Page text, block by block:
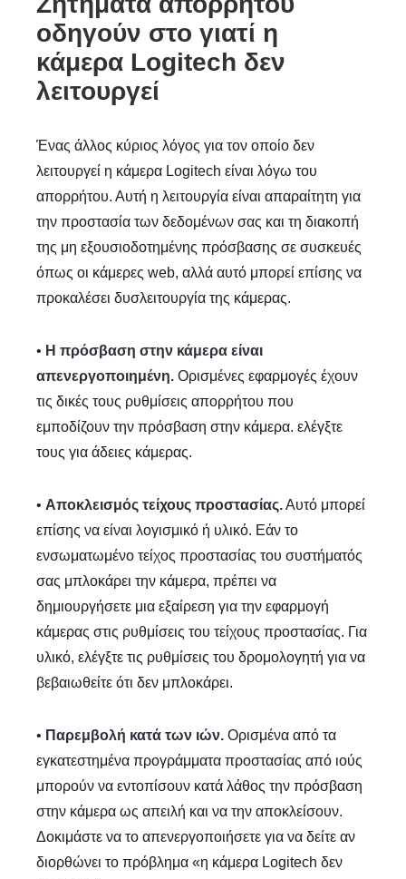
οδηγούν στο γιατί η
κάμερα Logitech δεν
λειτουργεί
Ένας άλλος κύριος λόγος για τον οποίο δεν
λειτουργεί η κάμερα Logitech είναι λόγω του
απορρήτου. Αυτή η λειτουργία είναι απαραίτητη για
την προστασία των δεδομένων σας και τη διακοπή
της μη εξουσιοδοτημένης πρόσβασης σε συσκευές
όπως οι κάμερες web, αλλά αυτό μπορεί επίσης να
προκαλέσει δυσλειτουργία της κάμερας.
• Η πρόσβαση στην κάμερα είναι
απενεργοποιημένη. Ορισμένες εφαρμογές έχουν
τις δικές τους ρυθμίσεις απορρήτου που
εμποδίζουν την πρόσβαση στην κάμερα. ελέγξτε
τους για άδειες κάμερας.
• Αποκλεισμός τείχους προστασίας.Αυτό μπορεί
επίσης να είναι λογισμικό ή υλικό. Εάν το
ενσωματωμένο τείχος προστασίας του συστήματός
σας μπλοκάρει την κάμερα, πρέπει να
δημιουργήσετε μια εξαίρεση για την εφαρμογή
κάμερας στις ρυθμίσεις του τείχους προστασίας. Για
υλικό, ελέγξτε τις ρυθμίσεις του δρομολογητή για να
βεβαιωθείτε ότι δεν μπλοκάρει.
• Παρεμβολή κατά των ιών. Ορισμένα από τα
εγκατεστημένα προγράμματα προστασίας από ιούς
μπορούν να εντοπίσουν κατά λάθος την πρόσβαση
στην κάμερα ως απειλή και να την αποκλείσουν.
Δοκιμάστε να το απενεργοποιήσετε για να δείτε αν
διορθώνει το πρόβλημα «η κάμερα Logitech δεν